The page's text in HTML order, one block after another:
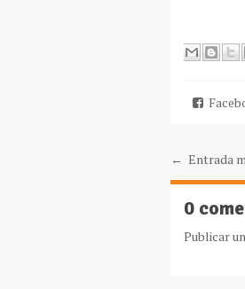
← Entrada
0
Publicar